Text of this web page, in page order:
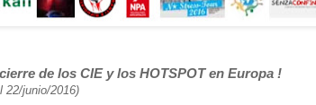
de los CIE y los HOTSPOT en Europa !
22/junio/2016)